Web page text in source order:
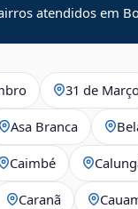
atendidos em
31 de Março
Asa Branca
Caimbé
Caranã